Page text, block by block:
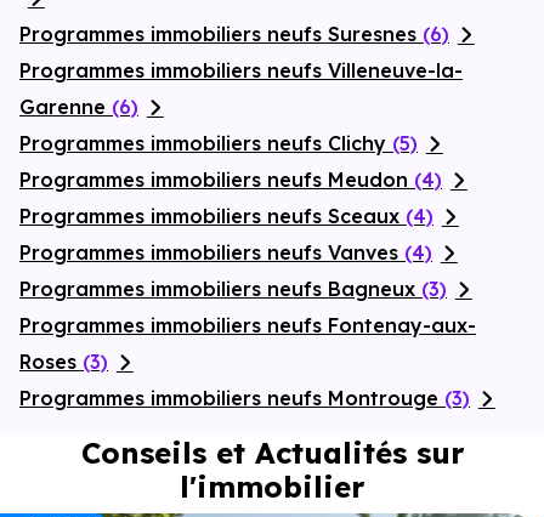
Programmes immobiliers neufs Suresnes (6)
Programmes immobiliers neufs Villeneuve-la-
Garenne (6)
Programmes immobiliers neufs Clichy (5)
Programmes immobiliers neufs Meudon (4)
Programmes immobiliers neufs Sceaux (4)
Programmes immobiliers neufs Vanves (4)
Programmes immobiliers neufs Bagneux (3)
Programmes immobiliers neufs Fontenay-aux-
Roses (3)
Programmes immobiliers neufs Montrouge (3)
Conseils et Actualités sur
l'immobilier